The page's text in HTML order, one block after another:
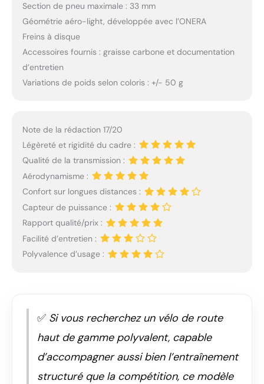
Section de pneu maximale : 33 mm
Géométrie aéro-light, développée avec l’ONERA
Freins à disque
Accessoires fournis : graisse carbone et documentation
d’entretien
Variations de poids selon coloris : +/- 50 g
Note de la rédaction 17/20
Légèreté et rigidité du cadre :
Qualité de la transmission :
Aérodynamisme :
Confort sur longues distances :
Capteur de puissance :
Rapport qualité/prix :
Facilité d’entretien :
Polyvalence d’usage :
✅ Si vous recherchez un vélo de route
haut de gamme polyvalent, capable
d’accompagner aussi bien l’entraînement
structuré que la compétition, ce modèle